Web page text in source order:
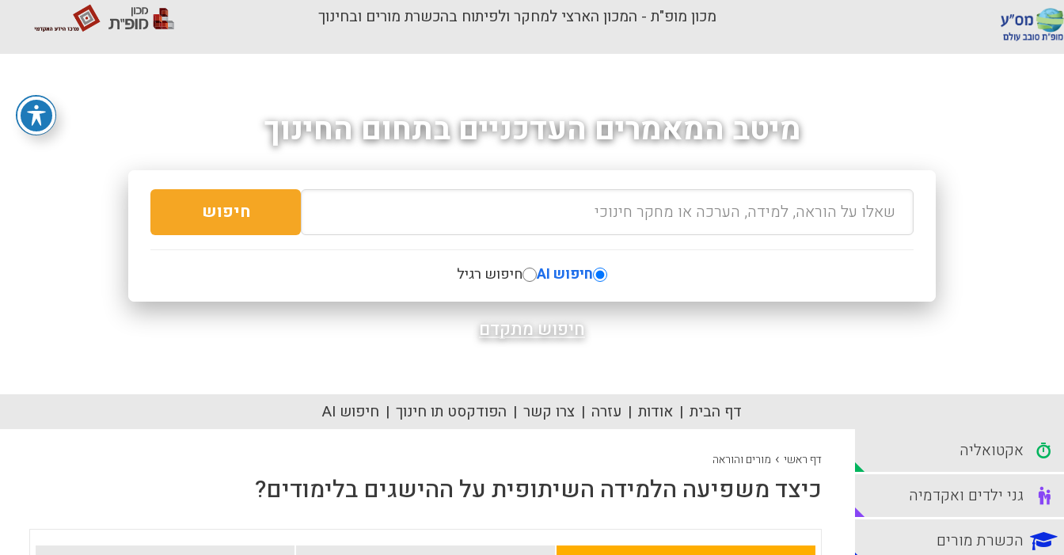
מכון מופ"ת - המכון הארצי למחקר ולפיתוח בהכשרת מורים ובחינוך
מיטב המאמרים העדכניים בתחום החינוך
חיפוש
חיפוש AI חיפוש רגיל
חיפוש מתקדם
דף הבית אודות עזרה צרו קשר הפודקסט תו חינוך חיפוש AI
דף ראשי › מורים והוראה
כיצד משפיעה הלמידה השיתופית על ההישגים בלימודים?
אקטואליה
גני ילדים ואקדמיה
הכשרת מורים